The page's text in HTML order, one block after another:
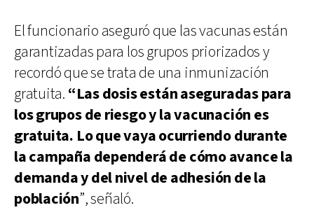
El funcionario aseguró que las vacunas están
garantizadas para los grupos priorizados y
recordó que se trata de una inmunización
gratuita. “Las dosis están aseguradas para
los grupos de riesgo y la vacunación es
gratuita. Lo que vaya ocurriendo durante
la campaña dependerá de cómo avance la
demanda y del nivel de adhesión de la
población”, señaló.